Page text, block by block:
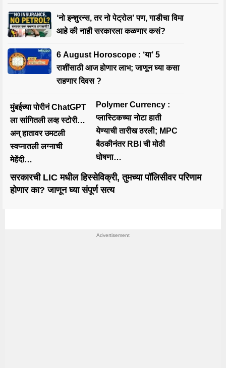
‘नो इन्शुरन्स, तर नो पेट्रोल’ पण, गाडीचा विमा
आहे की नाही सरकारला कळणार कसं?
6 August Horoscope : ‘या’ 5
राशींसाठी आज होणार लाभ; जाणून घ्या कसा
राहणार दिवस ?
मुंबईच्या पोरीनं ChatGPT
ला सांगितली लव्ह स्टोरी…
अन् हातावर उमटली
स्वप्नातली लग्नाची
मेहेंदी…
Polymer Currency :
प्लास्टिकच्या नोटा हाती
येण्याची तारीख ठरली; MPC
बैठकीनंतर RBI ची मोठी
घोषणा…
सरकारची LIC मधील हिस्सेविक्री, तुमच्या पॉलिसीवर परिणाम
होणार का? जाणून घ्या संपूर्ण सत्य